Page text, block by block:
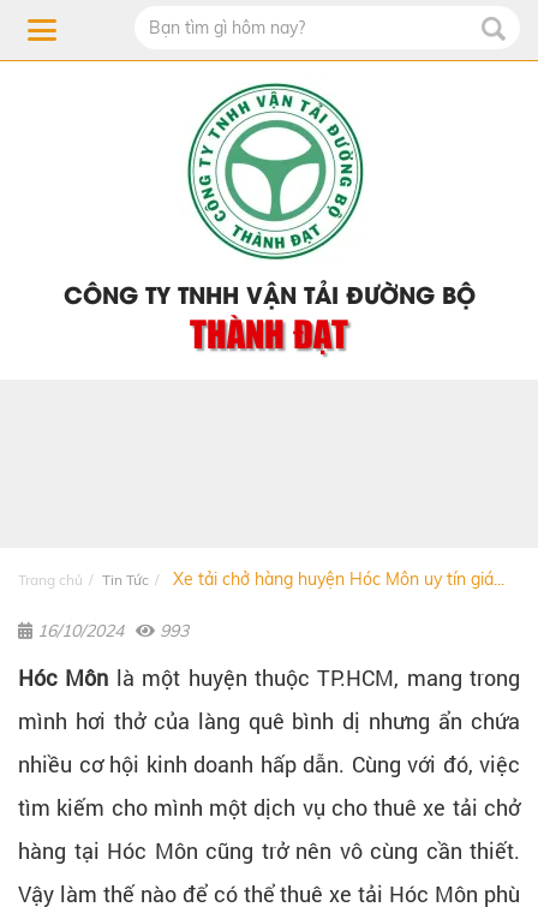
CÔNG TY TNHH VẬN TẢI ĐƯỜNG BỘ
THÀNH ĐẠT
Trang chủ Tin Tức Xe tải chở hàng huyện Hóc Môn uy tín giá...
16/10/2024 993
Hóc Môn là một huyện thuộc TP.HCM, mang trong
mình hơi thở của làng quê bình dị nhưng ẩn chứa
nhiều cơ hội kinh doanh hấp dẫn. Cùng với đó, việc
tìm kiếm cho mình một dịch vụ cho thuê xe tải chở
hàng tại Hóc Môn cũng trở nên vô cùng cần thiết.
Vậy làm thế nào để có thể thuê xe tải Hóc Môn phù